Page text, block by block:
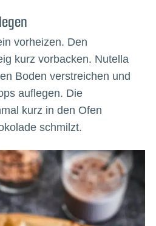
vorheizen. Den
kurz vorbacken. Nutella
Boden verstreichen und
auflegen. Die
kurz in den Ofen
schmilzt.